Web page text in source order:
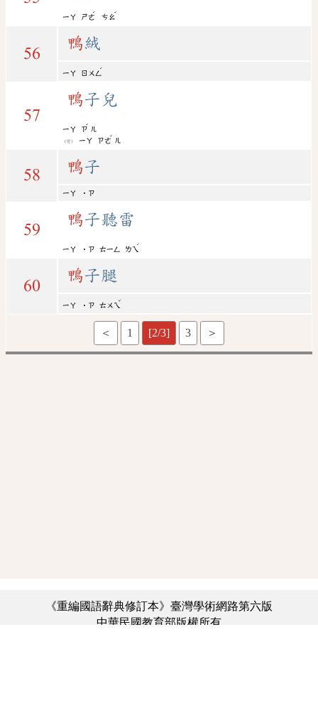
ㄧㄚ ㄕㄜ
ˊ
ㄘㄠ
ˇ
56
鴨絨
ㄧㄚ ㄖㄨㄥ
ˊ
57
鴨子兒
ㄧㄚ ㄗ
ˇ
ㄦ
(變) ㄧㄚ ㄗㄜ
ˇ
ㄦ
58 鴨子
ㄧㄚ ˙ㄗ
59
鴨子聽雷
ㄧㄚ ˙ㄗ ㄊㄧㄥ ㄌㄟ
ˊ
60
鴨子腿
ㄧㄚ ˙ㄗ ㄊㄨㄟ
ˇ
＜ 1 [2/3] 3 ＞
《重編國語辭典修訂本》臺灣學術網路第六版
中華民國教育部版權所有